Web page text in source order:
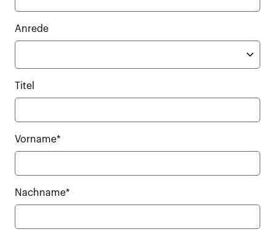
Anrede
Titel
Vorname*
Nachname*